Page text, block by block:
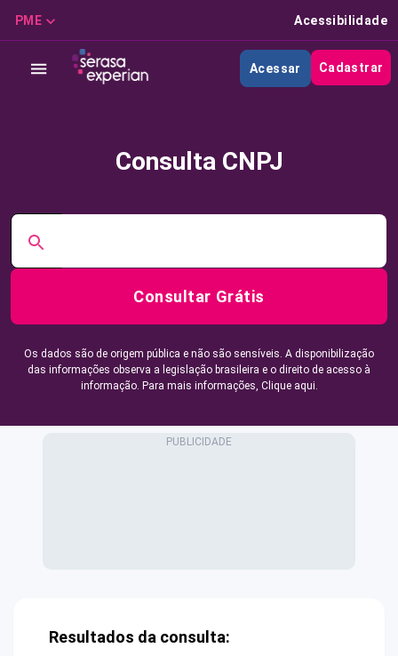
PME Acessibilidade
Acessar Cadastrar
Consulta CNPJ
Consultar Grátis
Os dados são de origem pública e não são sensíveis. A disponibilização
das informações observa a legislação brasileira e o direito de acesso à
informação. Para mais informações, Clique aqui.
Resultados da consulta: